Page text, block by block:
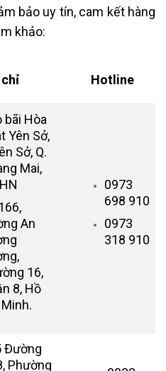
bảo uy tín, cam kết hàng
khảo:
Hotline
bãi Hòa
Yên Sở,
Sở, Q.
Mai,
An
16,
8, Hồ
0973
698 910
0973
318 910
Đường
Phường